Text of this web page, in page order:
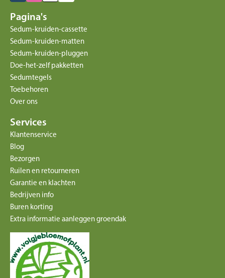
Pagina's
Sedum-kruiden-cassette
Sedum-kruiden-matten
Sedum-kruiden-pluggen
Doe-het-zelf pakketten
Sedumtegels
Toebehoren
Over ons
Services
Klantenservice
Blog
Bezorgen
Ruilen en retourneren
Garantie en klachten
Bedrijven info
Buren korting
Extra informatie aanleggen groendak